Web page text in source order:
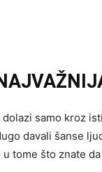
samo kroz
davali šanse
tome što znate